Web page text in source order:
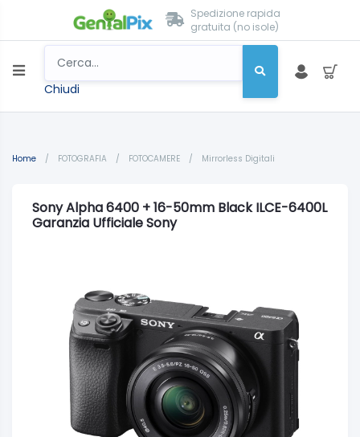
Spedizione rapida
gratuita (no isole)
Chiudi
Home / FOTOGRAFIA / FOTOCAMERE / Mirrorless Digitali
Sony Alpha 6400 + 16-50mm Black ILCE-6400L
Garanzia Ufficiale Sony